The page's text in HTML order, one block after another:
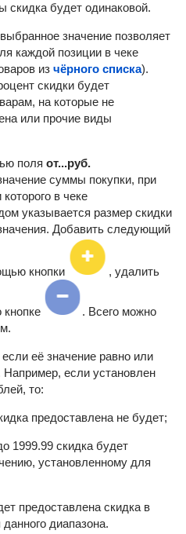
скидка будет одинаковой.
значение позволяет
каждой позиции в чеке
из чёрного списка).
скидки будет
на которые не
или прочие виды
поля от...руб.
суммы покупки, при
в чеке
указывается размер скидки
Добавить следующий
кнопки , удалить
кнопке
. Всего можно
её значение равно или
если установлен
то:
предоставлена не будет;
1999.99 скидка будет
установленному для
предоставлена скидка в
диапазона.